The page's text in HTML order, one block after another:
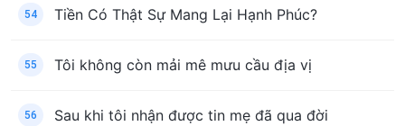
54 Tiền Có Thật Sự Mang Lại Hạnh Phúc?
55 Tôi không còn mải mê mưu cầu địa vị
56 Sau khi tôi nhận được tin mẹ đã qua đời